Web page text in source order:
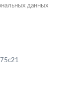
данных